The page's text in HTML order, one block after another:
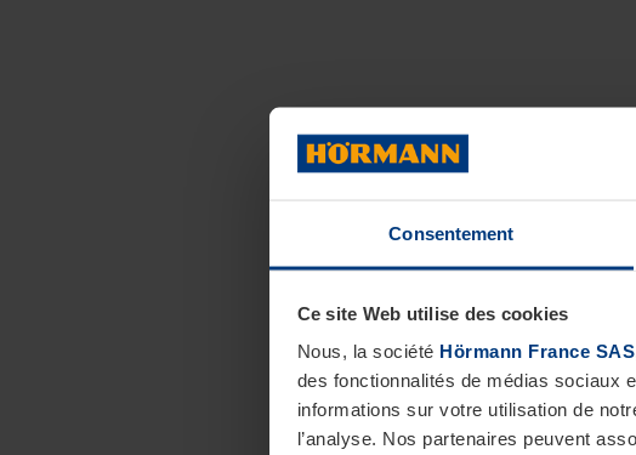
Consentement
Ce site Web utilise des cookies
Nous, la société Hörmann France SAS
des fonctionnalités de médias sociaux
informations sur votre utilisation de
l’analyse. Nos partenaires peuvent